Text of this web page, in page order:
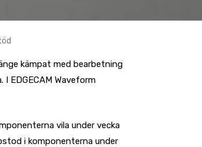
kämpat med bearbetning
EDGECAM Waveform
vila under vecka
i komponenterna under